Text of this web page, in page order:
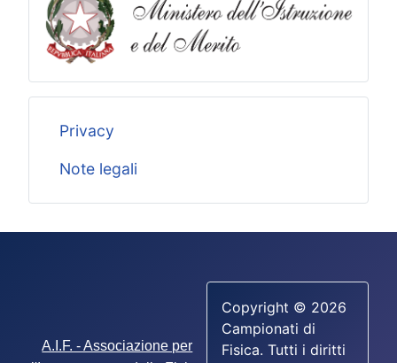
Privacy
Note legali
A.I.F. - Associazione per
Copyright © 2026
Campionati di
Fisica. Tutti i diritti